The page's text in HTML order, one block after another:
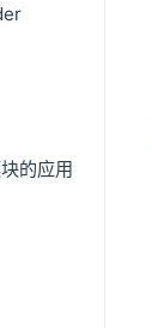
的应用